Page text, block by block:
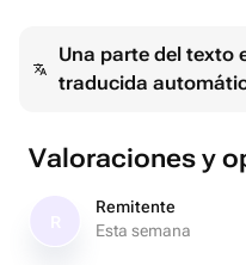
Una parte del texto
traducida
Valoraciones y
Remitente
Esta semana